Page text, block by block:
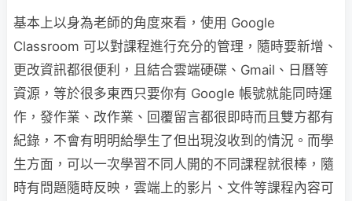
基本上以身為老師的角度來看，使用 Google
Classroom 可以對課程進行充分的管理，隨時要新增、
更改資訊都很便利，且結合雲端硬碟、Gmail、日曆等
資源，等於很多東西只要你有 Google 帳號就能同時運
作，發作業、改作業、回覆留言都很即時而且雙方都有
紀錄，不會有明明給學生了但出現沒收到的情況。而學
生方面，可以一次學習不同人開的不同課程就很棒，隨
時有問題隨時反映，雲端上的影片、文件等課程內容可